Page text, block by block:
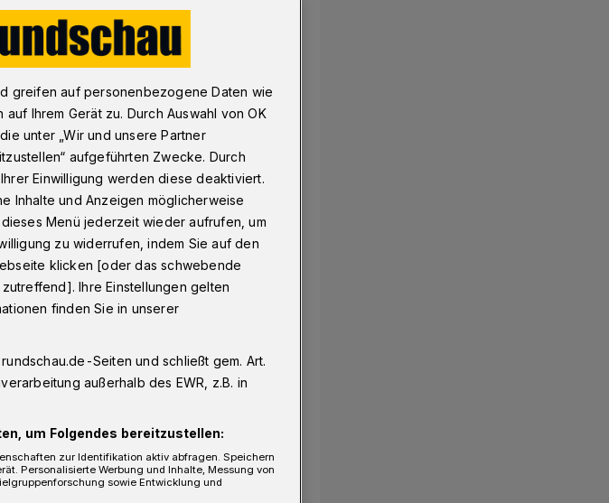
Leserin Gabriele
Auch in
greifen auf personenbezogene Daten wie
Ihrem Gerät zu. Durch Auswahl von OK
unter „Wir und unsere Partner
aufgeführten Zwecke. Durch
Einwilligung werden diese deaktiviert.
Inhalte und Anzeigen möglicherweise
Menü jederzeit wieder aufrufen, um
zu widerrufen, indem Sie auf den
klicken [oder das schwebende
Ihre Einstellungen gelten
finden Sie in unserer
Seiten und schließt gem. Art.
außerhalb des EWR, z.B. in
um Folgendes bereitzustellen:
zur Identifikation aktiv abfragen. Speichern
Personalisierte Werbung und Inhalte, Messung von
sowie Entwicklung und